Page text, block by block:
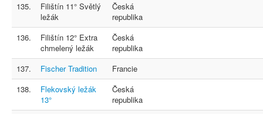
135.
Filištín 11° Světlý
ležák
Česká
republika
136.
Filištín 12° Extra
chmelený ležák
Česká
republika
137.
Fischer Tradition
Francie
138.
Flekovský ležák
13°
Česká
republika